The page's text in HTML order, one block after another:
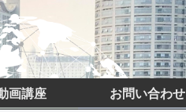
画講座 お問い合わせ